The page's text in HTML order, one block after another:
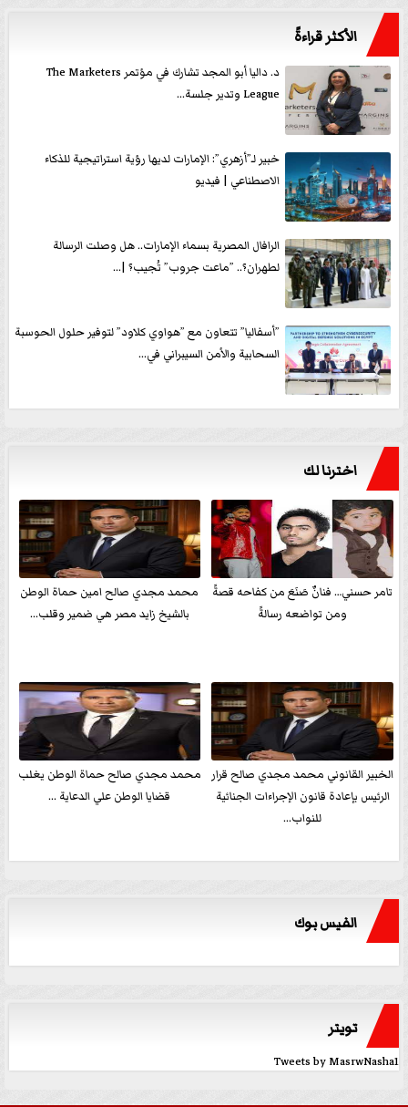
الأكثر قراءةً
د. داليا أبو المجد تشارك في مؤتمر The Marketers
League وتدير جلسة...
خبير لـ”أزهري”: الإمارات لديها رؤية استراتيجية للذكاء
الاصطناعي | فيديو
الرافال المصرية بسماء الإمارات.. هل وصلت الرسالة
لطهران؟.. ”ماعت جروب” تُجيب؟ |...
”أسفاليا” تتعاون مع ”هواوي كلاود” لتوفير حلول الحوسبة
السحابية والأمن السيبراني في...
اخترنا لك
تامر حسني… فنانٌ صَنَعَ من كفاحه قصةً
ومن تواضعه رسالةً
محمد مجدي صالح امين حماة الوطن
بالشيخ زايد مصر هي ضمير وقلب...
الخبير القانوني محمد مجدي صالح قرار
الرئيس بإعادة قانون الإجراءات الجنائية
للنواب...
محمد مجدي صالح حماة الوطن يغلب
قضايا الوطن علي الدعاية ...
الفيس بوك
تويتر
Tweets by MasrwNasha1